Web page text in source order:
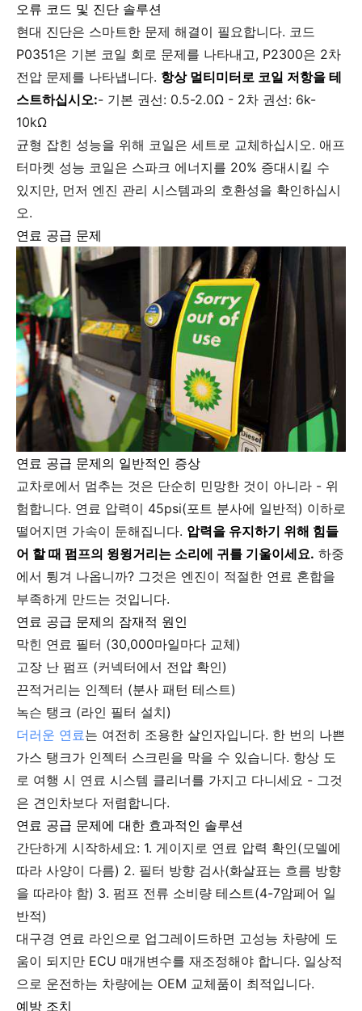
오류 코드 및 진단 솔루션
현대 진단은 스마트한 문제 해결이 필요합니다. 코드
P0351은 기본 코일 회로 문제를 나타내고, P2300은 2차
전압 문제를 나타냅니다. 항상 멀티미터로 코일 저항을 테
스트하십시오:- 기본 권선: 0.5-2.0Ω - 2차 권선: 6k-
10kΩ
균형 잡힌 성능을 위해 코일은 세트로 교체하십시오. 애프
터마켓 성능 코일은 스파크 에너지를 20% 증대시킬 수
있지만, 먼저 엔진 관리 시스템과의 호환성을 확인하십시
오.
연료 공급 문제
연료 공급 문제의 일반적인 증상
교차로에서 멈추는 것은 단순히 민망한 것이 아니라 - 위
험합니다. 연료 압력이 45psi(포트 분사에 일반적) 이하로
떨어지면 가속이 둔해집니다. 압력을 유지하기 위해 힘들
어 할 때 펌프의 윙윙거리는 소리에 귀를 기울이세요. 하중
에서 튕겨 나옵니까? 그것은 엔진이 적절한 연료 혼합을
부족하게 만드는 것입니다.
연료 공급 문제의 잠재적 원인
막힌 연료 필터 (30,000마일마다 교체)
고장 난 펌프 (커넥터에서 전압 확인)
끈적거리는 인젝터 (분사 패턴 테스트)
녹슨 탱크 (라인 필터 설치)
더러운 연료는 여전히 조용한 살인자입니다. 한 번의 나쁜
가스 탱크가 인젝터 스크린을 막을 수 있습니다. 항상 도
로 여행 시 연료 시스템 클리너를 가지고 다니세요 - 그것
은 견인차보다 저렴합니다.
연료 공급 문제에 대한 효과적인 솔루션
간단하게 시작하세요: 1. 게이지로 연료 압력 확인(모델에
따라 사양이 다름) 2. 필터 방향 검사(화살표는 흐름 방향
을 따라야 함) 3. 펌프 전류 소비량 테스트(4-7암페어 일
반적)
대구경 연료 라인으로 업그레이드하면 고성능 차량에 도
움이 되지만 ECU 매개변수를 재조정해야 합니다. 일상적
으로 운전하는 차량에는 OEM 교체품이 최적입니다.
예방 조치